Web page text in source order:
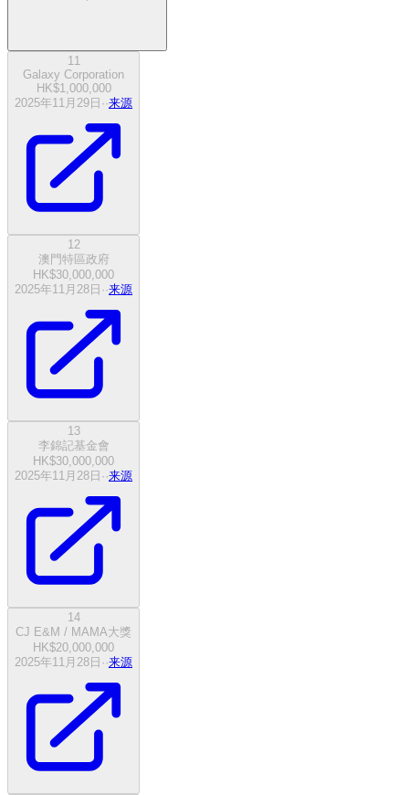
11
Galaxy Corporation
HK$1,000,000
2025年11月29日 ··来源
12
澳門特區政府
HK$30,000,000
2025年11月28日 ··来源
13
李錦記基金會
HK$30,000,000
2025年11月28日 ··来源
14
CJ E&M / MAMA大獎
HK$20,000,000
2025年11月28日 ··来源